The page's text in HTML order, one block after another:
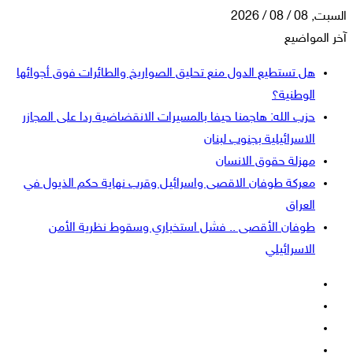
السبت, 08 / 08 / 2026
آخر المواضيع
هل تستطيع الدول منع تحليق الصواريخ والطائرات فوق أجوائها
الوطنية؟
حزب الله: هاجمنا حيفا بالمسيرات الانقضاضية ردا على المجازر
الاسرائيلية بجنوب لبنان
مهزلة حقوق الانسان
معركة طوفان الاقصى واسرائيل وقرب نهاية حكم الذيول في
العراق
طوفان الأقصى .. فشل استخباري وسقوط نظرية الأمن
الاسرائيلي